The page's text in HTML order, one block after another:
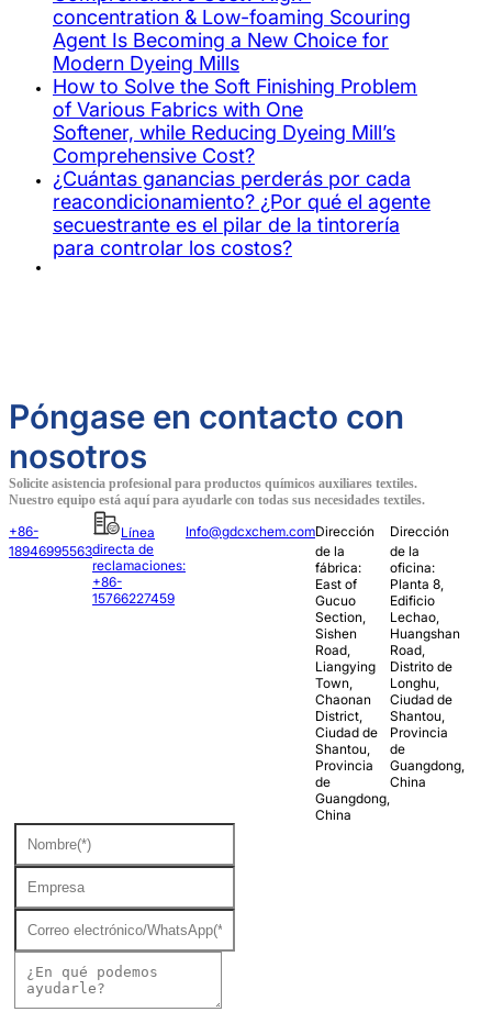
concentration & Low-foaming Scouring
Agent Is Becoming a New Choice for
Modern Dyeing Mills
How to Solve the Soft Finishing Problem
of Various Fabrics with One
Softener, while Reducing Dyeing Mill’s
Comprehensive Cost?
¿Cuántas ganancias perderás por cada
reacondicionamiento? ¿Por qué el agente
secuestrante es el pilar de la tintorería
para controlar los costos?
Póngase en contacto con
nosotros
Solicite asistencia profesional para productos químicos auxiliares textiles.
Nuestro equipo está aquí para ayudarle con todas sus necesidades textiles.
+86-
18946995563
Línea
directa de
reclamaciones:
+86-
15766227459
Info@gdcxchem.comDirección
de la
fábrica:
East of
Gucuo
Section,
Sishen
Road,
Liangying
Town,
Chaonan
District,
Ciudad de
Shantou,
Provincia
de
Guangdong,
China
Dirección
de la
oficina:
Planta 8,
Edificio
Lechao,
Huangshan
Road,
Distrito de
Longhu,
Ciudad de
Shantou,
Provincia
de
Guangdong,
China